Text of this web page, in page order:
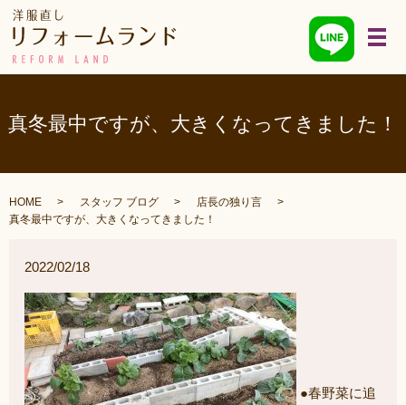
メ
真冬最中ですが、大きくなってきました！
HOME スタッフ ブログ
店長の独り言
真冬最中ですが、大きくなってきました！
2022/02/18
●春野菜に追